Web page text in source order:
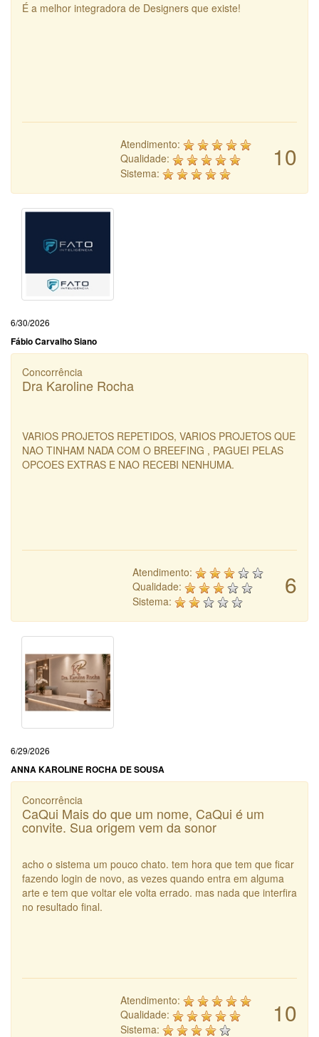
É a melhor integradora de Designers que existe!
10
Atendimento:
Qualidade:
Sistema:
6/30/2026
Fábio Carvalho Siano
Concorrência
Dra Karoline Rocha
VARIOS PROJETOS REPETIDOS, VARIOS PROJETOS QUE
NAO TINHAM NADA COM O BREEFING , PAGUEI PELAS
OPCOES EXTRAS E NAO RECEBI NENHUMA.
6
Atendimento:
Qualidade:
Sistema:
6/29/2026
ANNA KAROLINE ROCHA DE SOUSA
Concorrência
CaQui Mais do que um nome, CaQui é um
convite. Sua origem vem da sonor
acho o sistema um pouco chato. tem hora que tem que ficar
fazendo login de novo, as vezes quando entra em alguma
arte e tem que voltar ele volta errado. mas nada que interfira
no resultado final.
10
Atendimento:
Qualidade:
Sistema: